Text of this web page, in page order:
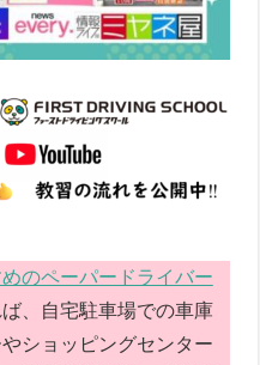
のペーパードライバー
、自宅駐車場での車庫
ショッピングセンター